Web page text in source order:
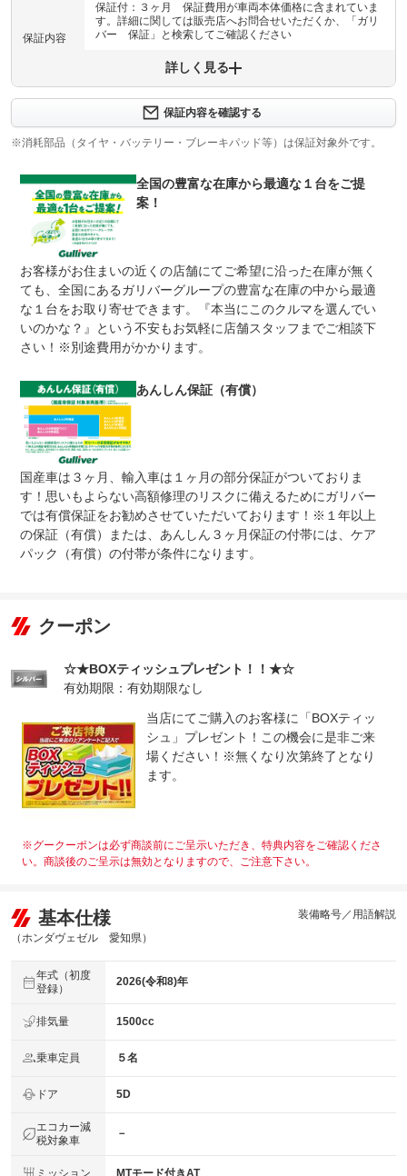
保証内容
保証付：３ヶ月 保証費用が車両本体価格に含まれていま
す。詳細に関しては販売店へお問合せいただくか、「ガリ
バー 保証」と検索してご確認ください
保証内容について問い合わせる
保証項目
計11項目
１エンジン機構 ２動力伝達機構 ３ブレーキ機構 ４ス
テアリング機構 ５前後アクスル機構 ６電子制御機構
７エアコン機構 ８車外装備品 ９車内装備品 １０乗員
修理回数 無制限
上限金額
車両本体価格
●期間内の修理回数に制限はありませんが、累積上限金額
は車両価格の５０％が上限です●対象部品の詳細は、別途
免責金
無し
●１年間までのプランには免責金はございません。●長期有
料プランを選択された方は、２年目以降の修理１回に対し
て、１万円の免責金を申し受けます。●詳しくはスタッフ
までお問い合わせください。
保証修理
受付先
お近くのガリバー店舗または修理工場のご案内をいたしま
すので、お気軽にお申し付けください。
法定整備
整備付 法定12ヶ月または法定24ヶ月点検整備付
※車検なし・車検整備付の場合は法定24ヶ月点検整備付
※商用車は6ヶ月または12ヶ月点検整備付
法定整備
について
法定整備付法定１２ヶ月点検整備付※商用車は６ヶ月点検
整備付法定２４ヶ月点検整備付※商用車は１２ヶ月点検整
備付
詳しく見る
保証内容を確認する
※消耗部品（タイヤ・バッテリー・ブレーキパッド等）は保証対象外です。
全国の豊富な在庫から最適な１台をご提
案！
お客様がお住まいの近くの店舗にてご希望に沿った在庫が無く
ても、全国にあるガリバーグループの豊富な在庫の中から最適
な１台をお取り寄せできます。『本当にこのクルマを選んでい
いのかな？』という不安もお気軽に店舗スタッフまでご相談下
さい！※別途費用がかかります。
あんしん保証（有償）
国産車は３ヶ月、輸入車は１ヶ月の部分保証がついておりま
す！思いもよらない高額修理のリスクに備えるためにガリバー
では有償保証をお勧めさせていただいております！※１年以上
の保証（有償）または、あんしん３ヶ月保証の付帯には、ケア
パック（有償）の付帯が条件になります。
クーポン
☆★BOXティッシュプレゼント！！★☆
有効期限：有効期限なし
当店にてご購入のお客様に「BOXティッ
シュ」プレゼント！この機会に是非ご来
場ください！※無くなり次第終了となり
ます。
※グークーポンは必ず商談前にご呈示いただき、特典内容をご確認くださ
い。商談後のご呈示は無効となりますので、ご注意下さい。
基本仕様
（ホンダヴェゼル 愛知県）
装備略号／用語解説
年式（初度
登録）
2026(令和8)年
排気量 1500cc
乗車定員 ５名
ドア 5D
エコカー減
税対象車
－
ミッション MTモード付きAT